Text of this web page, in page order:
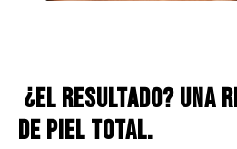
¿El resultado? Una
de piel total.